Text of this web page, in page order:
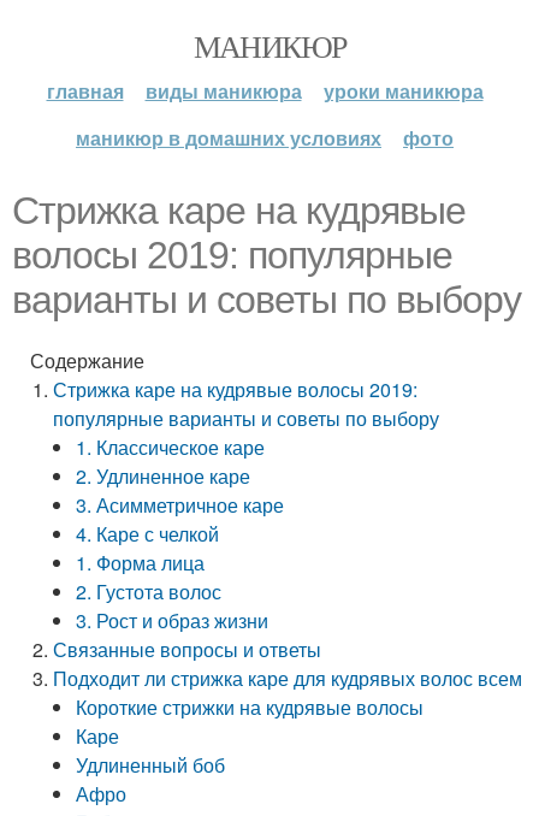
МАНИКЮР
главная виды маникюра
уроки маникюра
маникюр в домашних условиях
фото
Стрижка каре на кудрявые
волосы 2019: популярные
варианты и советы по выбору
Содержание
Стрижка каре на кудрявые волосы 2019:
популярные варианты и советы по выбору
1. Классическое каре
2. Удлиненное каре
3. Асимметричное каре
4. Каре с челкой
1. Форма лица
2. Густота волос
3. Рост и образ жизни
Связанные вопросы и ответы
Подходит ли стрижка каре для кудрявых волос всем
Короткие стрижки на кудрявые волосы
Каре
Удлиненный боб
Афро